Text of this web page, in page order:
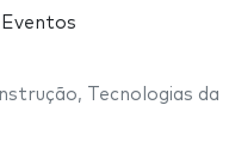
Eventos
,
Tecnologias da